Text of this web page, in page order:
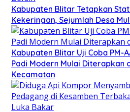
Kabupaten Blitar Tetapkan
Kekeringan, Sejumlah Desa
Kabupaten Blitar Uji Coba PM-
Padi Modern Mulai Diterapkan
Kecamatan